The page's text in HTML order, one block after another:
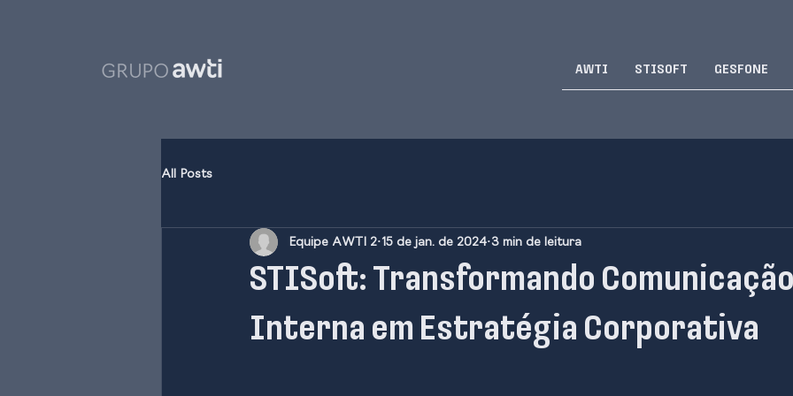
AWTI STISOFT GESFONE
All Posts
STISoft: Transformando Comunicação
Interna em Estratégia Corporativa
Equipe AWTI 2 15 de jan. de 2024 3 min de leitura